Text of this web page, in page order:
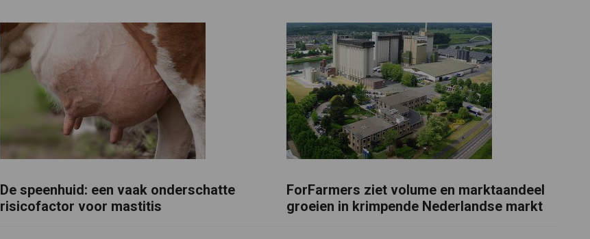
De speenhuid: een vaak onderschatte
risicofactor voor mastitis
ForFarmers ziet volume en marktaandeel
groeien in krimpende Nederlandse markt